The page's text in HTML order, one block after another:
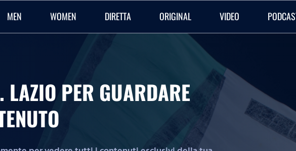
MEN WOMEN DIRETTA ORIGINAL VIDEO
LAZIO PER GUARDARE